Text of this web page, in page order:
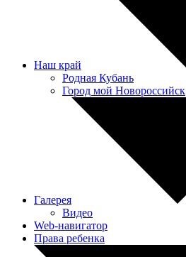
Наш край
Родная Кубань
Город мой Новороссийск
Галерея
Видео
Web-навигатор
Права ребенка